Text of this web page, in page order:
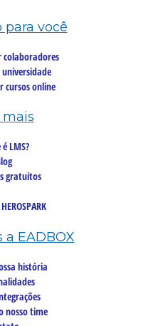
para você
cursos online
mais
LMS?
gratuitos
a EADBOX
história
nosso time